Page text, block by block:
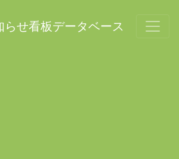
せ看板データベース